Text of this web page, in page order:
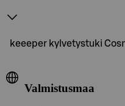
keeeper kylvetystuki
Valmistusmaa